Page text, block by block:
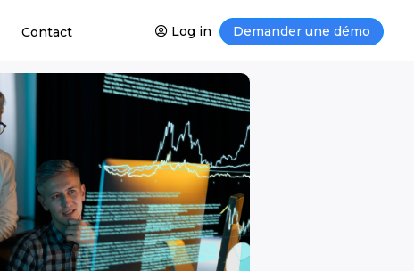
Contact Log in Demander une démo